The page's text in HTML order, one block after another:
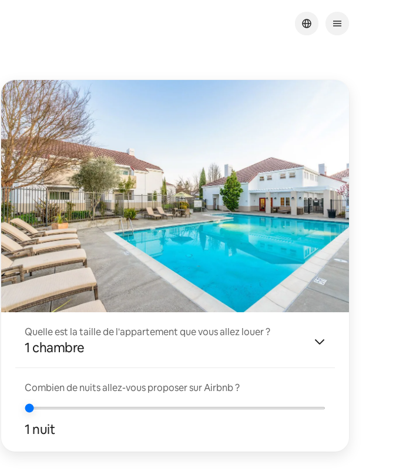
Quelle est la taille de l'appartement que vous allez louer ?
1 chambre
Combien de nuits allez-vous proposer sur Airbnb ?
1 nuit